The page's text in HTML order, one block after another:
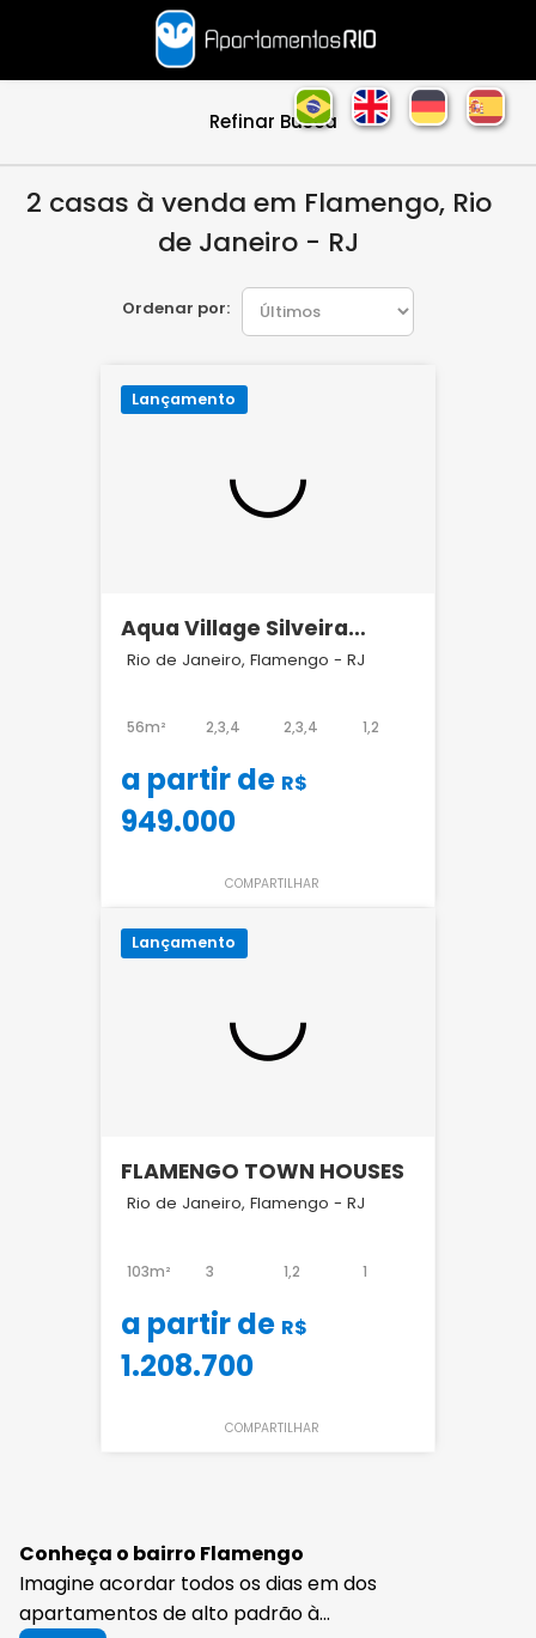
Refinar Busca
2 casas à venda em Flamengo, Rio
de Janeiro - RJ
Ordenar por:
Lançamento
Aqua Village Silveira
Martins 139
Rio de Janeiro, Flamengo - RJ
56m² 2,3,4 2,3,4 1,2
a partir de R$
949.000
COMPARTILHAR
Lançamento
FLAMENGO TOWN HOUSES
Rio de Janeiro, Flamengo - RJ
103m² 3 1,2 1
a partir de R$
1.208.700
COMPARTILHAR
Conheça o bairro Flamengo
Imagine acordar todos os dias em dos
apartamentos de alto padrão à